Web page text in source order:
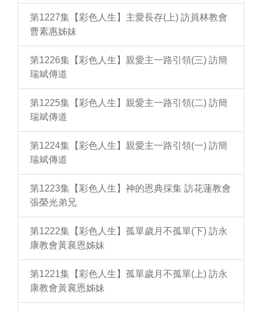
第1227集【彩色人生】主愛長存(上) 訪員林教會
曹素惠姊妹
第1226集【彩色人生】親愛主一路引領(三) 訪簡
瑞斌傳道
第1225集【彩色人生】親愛主一路引領(二) 訪簡
瑞斌傳道
第1224集【彩色人生】親愛主一路引領(一) 訪簡
瑞斌傳道
第1223集【彩色人生】神的恩典採集 訪花蓮教會
張榮光弟兄
第1222集【彩色人生】孤單歲月不孤單(下) 訪永
康教會黃襄恩姊妹
第1221集【彩色人生】孤單歲月不孤單(上) 訪永
康教會黃襄恩姊妹